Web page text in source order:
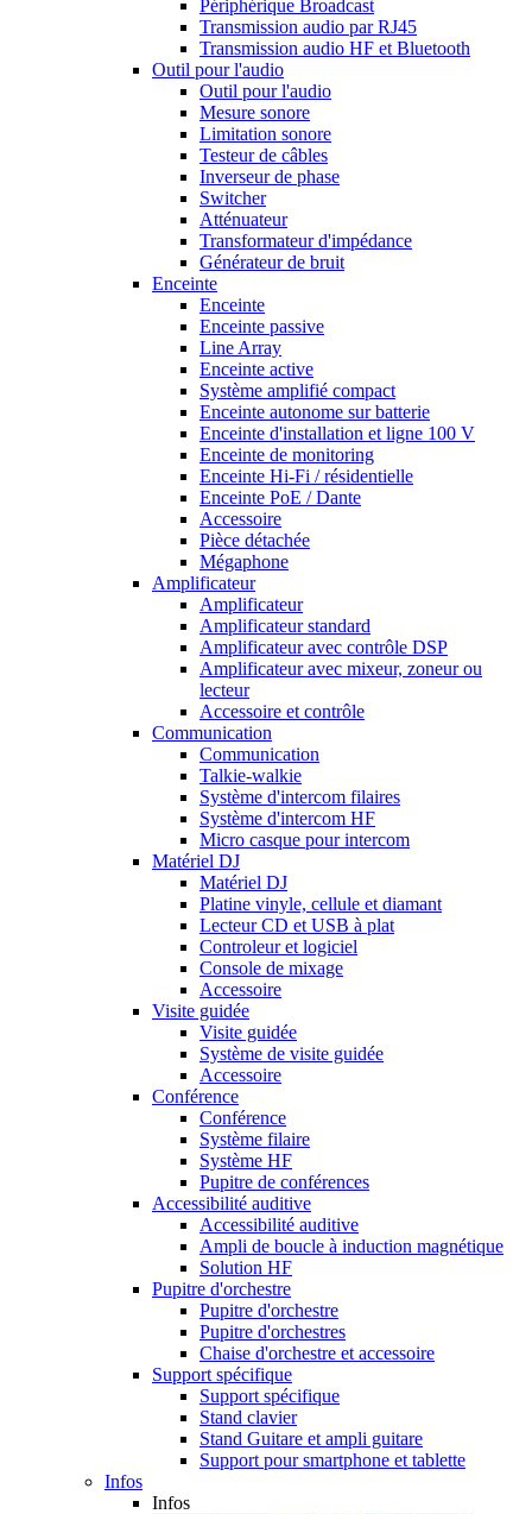
Périphérique Broadcast
Transmission audio par RJ45
Transmission audio HF et Bluetooth
Outil pour l'audio
Outil pour l'audio
Mesure sonore
Limitation sonore
Testeur de câbles
Inverseur de phase
Switcher
Atténuateur
Transformateur d'impédance
Générateur de bruit
Enceinte
Enceinte
Enceinte passive
Line Array
Enceinte active
Système amplifié compact
Enceinte autonome sur batterie
Enceinte d'installation et ligne 100 V
Enceinte de monitoring
Enceinte Hi-Fi / résidentielle
Enceinte PoE / Dante
Accessoire
Pièce détachée
Mégaphone
Amplificateur
Amplificateur
Amplificateur standard
Amplificateur avec contrôle DSP
Amplificateur avec mixeur, zoneur ou
lecteur
Accessoire et contrôle
Communication
Communication
Talkie-walkie
Système d'intercom filaires
Système d'intercom HF
Micro casque pour intercom
Matériel DJ
Matériel DJ
Platine vinyle, cellule et diamant
Lecteur CD et USB à plat
Controleur et logiciel
Console de mixage
Accessoire
Visite guidée
Visite guidée
Système de visite guidée
Accessoire
Conférence
Conférence
Système filaire
Système HF
Pupitre de conférences
Accessibilité auditive
Accessibilité auditive
Ampli de boucle à induction magnétique
Solution HF
Pupitre d'orchestre
Pupitre d'orchestre
Pupitre d'orchestres
Chaise d'orchestre et accessoire
Support spécifique
Support spécifique
Stand clavier
Stand Guitare et ampli guitare
Support pour smartphone et tablette
Infos
Infos